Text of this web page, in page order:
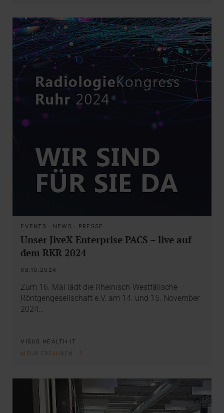
EVENTS · NEWS · PRESSE
Unser JiveX Enterprise PACS – live auf
dem RKR 2024
08.10.2024
Zum 16. Mal lädt die Rheinisch-Westfälische
Röntgengesellschaft e.V. am 14. und 15. November
2024…
VISUS HEALTH IT
MEHR ERFAHREN